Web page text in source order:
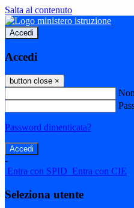
Salta al contenuto
Accedi
Accedi
button close ×
Password dimenticata?
-
Entra con SPID Entra con CIE
Seleziona utente